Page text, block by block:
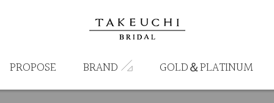
PROPOSE BRAND GOLD＆PLATINUM